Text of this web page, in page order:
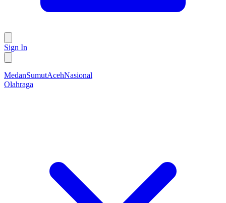
Sign In
MedanSumutAcehNasional
Olahraga